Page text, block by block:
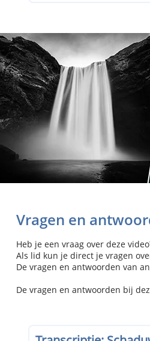
Vragen en
Heb je een vraag over deze
Als lid kun je direct je vragen
De vragen en antwoorden van
De vragen en antwoorden bij